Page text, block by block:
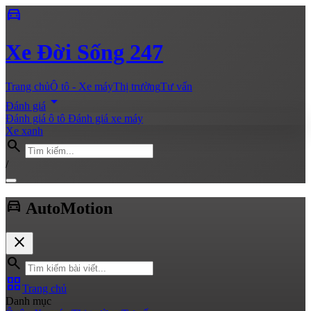
directions_car
Xe Đời Sống 247
Trang chủÔ tô - Xe máyThị trườngTư vấn
Đánh giá arrow_drop_down
Đánh giá ô tô Đánh giá xe máy
Xe xanh
search
/
directions_car AutoMotion
close
search
grid_viewTrang chủ
Danh mục